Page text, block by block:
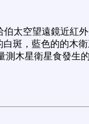
伯太空望遠鏡近紅
白斑，藍色的的木
測木星衛星食發生